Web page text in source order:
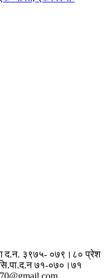
द.न. ३९७५- ०७९।८० प्रेश
७१-०७०।७१